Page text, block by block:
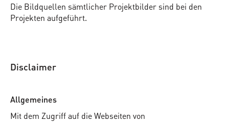
Die Bildquellen sämtlicher Projektbilder sind bei den
Projekten aufgeführt.
Disclaimer
Allgemeines
Mit dem Zugriff auf die Webseiten von